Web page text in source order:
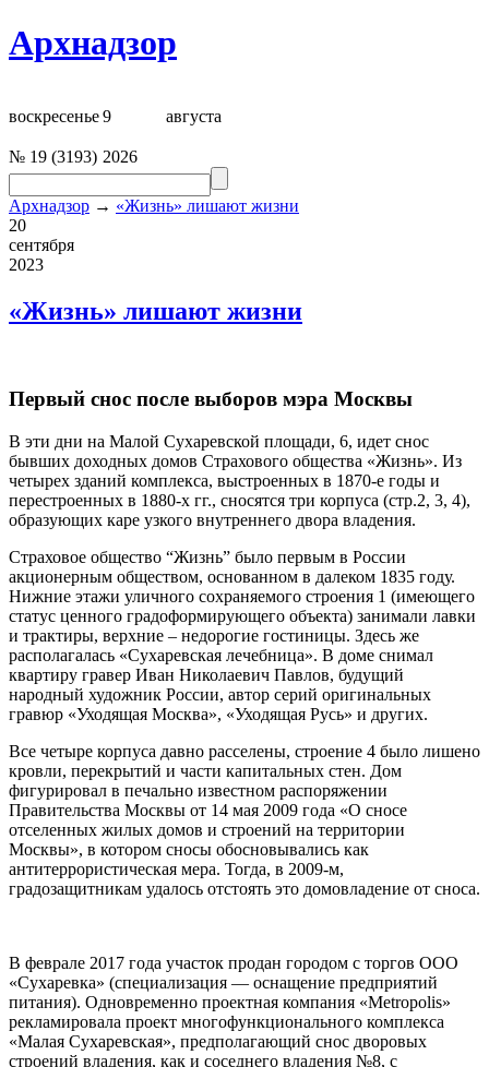
Архнадзор
воскресенье9 августа
№ 19 (3193) 2026
Архнадзор → «Жизнь» лишают жизни
20
сентября
2023
«Жизнь» лишают жизни
Первый снос после выборов мэра Москвы
В эти дни на Малой Сухаревской площади, 6, идет снос
бывших доходных домов Страхового общества «Жизнь». Из
четырех зданий комплекса, выстроенных в 1870-е годы и
перестроенных в 1880-х гг., сносятся три корпуса (стр.2, 3, 4),
образующих каре узкого внутреннего двора владения.
Страховое общество “Жизнь” было первым в России
акционерным обществом, основанном в далеком 1835 году.
Нижние этажи уличного сохраняемого строения 1 (имеющего
статус ценного градоформирующего объекта) занимали лавки
и трактиры, верхние – недорогие гостиницы. Здесь же
располагалась «Сухаревская лечебница». В доме снимал
квартиру гравер Иван Николаевич Павлов, будущий
народный художник России, автор серий оригинальных
гравюр «Уходящая Москва», «Уходящая Русь» и других.
Все четыре корпуса давно расселены, строение 4 было лишено
кровли, перекрытий и части капитальных стен. Дом
фигурировал в печально известном распоряжении
Правительства Москвы от 14 мая 2009 года «О сносе
отселенных жилых домов и строений на территории
Москвы», в котором сносы обосновывались как
антитеррористическая мера. Тогда, в 2009-м,
градозащитникам удалось отстоять это домовладение от сноса.
В феврале 2017 года участок продан городом с торгов ООО
«Сухаревка» (специализация — оснащение предприятий
питания). Одновременно проектная компания «Metropolis»
рекламировала проект многофункционального комплекса
«Малая Сухаревская», предполагающий снос дворовых
строений владения, как и соседнего владения №8, с